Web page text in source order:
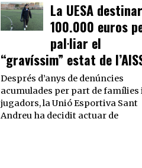
La UESA
100.000 euros
pal·liar el
“gravíssim” estat de
Després d’anys de denúncies
acumulades per part de famílies
jugadors, la Unió Esportiva Sant
Andreu ha decidit actuar de